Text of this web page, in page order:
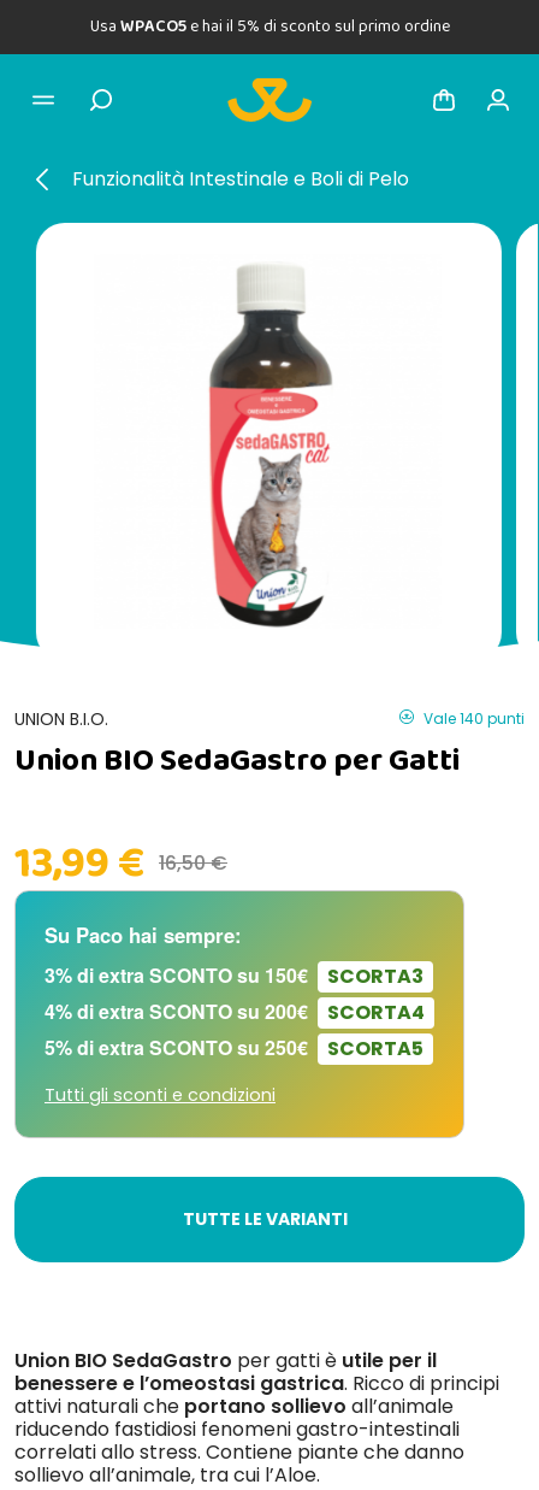
UsaWPACO5e hai il 5% di sconto sul primo ordine
Funzionalità Intestinale e Boli di Pelo
UNION B.I.O. Vale 140 punti
Union BIO SedaGastro per Gatti
13,99 € 16,50 €
Su Paco hai sempre:
3% di extra SCONTO su 150€
SCORTA3
4% di extra SCONTO su 200€
SCORTA4
5% di extra SCONTO su 250€
SCORTA5
Tutti gli sconti e condizioni
TUTTE LE VARIANTI
Union BIO SedaGastro per gatti è utile per il
benessere e l’omeostasi gastrica. Ricco di principi
attivi naturali che portano sollievo all’animale
riducendo fastidiosi fenomeni gastro-intestinali
correlati allo stress. Contiene piante che danno
sollievo all’animale, tra cui l’Aloe.